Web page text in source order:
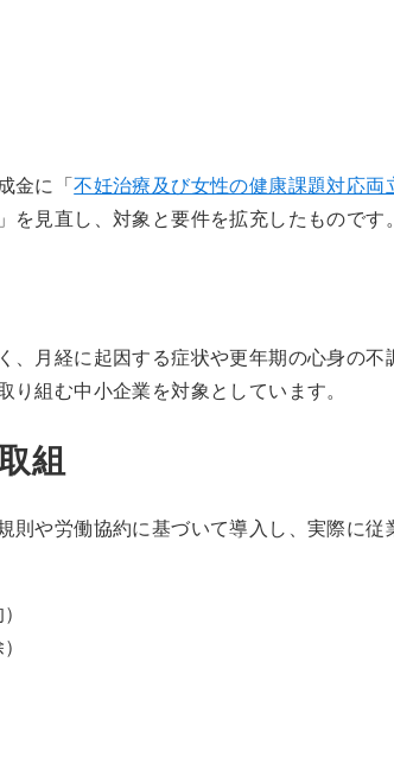
金に「不妊治療及び女性の健康課題対応
見直し、対象と要件を拡充したものです。
、月経に起因する症状や更年期の心身の
組む中小企業を対象としています。
組
や労働協約に基づいて導入し、実際に従